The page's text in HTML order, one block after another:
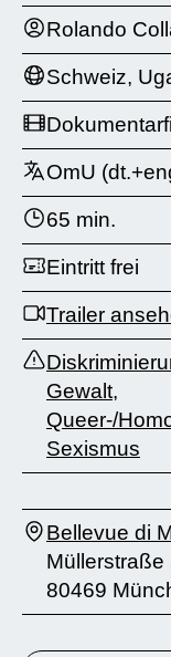
Rolando
Schweiz,
OmU
65 min.
Eintritt frei
Trailer
Gewalt,
Queer-/
Sexismus
Bellevue di
Müllerstraße
80469